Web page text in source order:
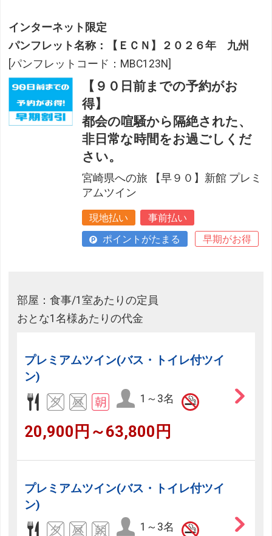
インターネット限定
パンフレット名称：【ＥＣＮ】２０２６年 九州
[パンフレットコード：MBC123N]
【９０日前までの予約がお
得】
都会の喧騒から隔絶された、
非日常な時間をお過ごしくだ
さい。
宮崎県への旅 【早９０】新館 プレミ
アムツイン
現地払い
事前払い
ポイントがたまる
早期がお得
部屋：食事/1室あたりの定員
おとな1名様あたりの代金
プレミアムツイン(バス・トイレ付ツイ
ン)
1～3名
20,900円～63,800円
プレミアムツイン(バス・トイレ付ツイ
ン)
1～3名